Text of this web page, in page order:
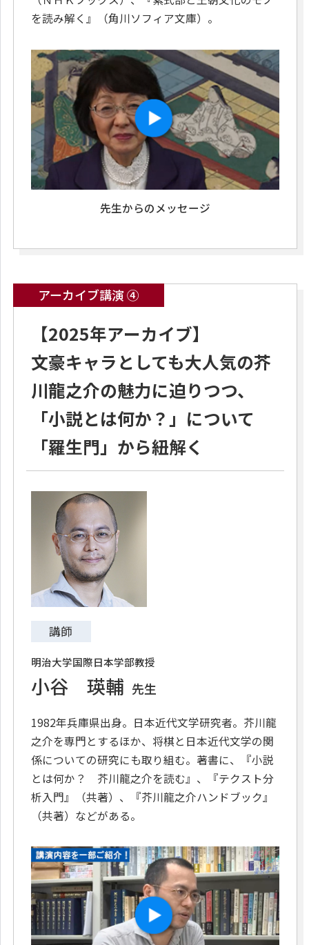
を読み解く』（角川ソフィア文庫）。
先生からのメッセージ
アーカイブ講演 ④
【2025年アーカイブ】
文豪キャラとしても大人気の芥
川龍之介の魅力に迫りつつ、
「小説とは何か？」について
「羅生門」から紐解く
講師
明治大学国際日本学部教授
小谷 瑛輔 先生
1982年兵庫県出身。日本近代文学研究者。芥川龍
之介を専門とするほか、将棋と日本近代文学の関
係についての研究にも取り組む。著書に、『小説
とは何か？ 芥川龍之介を読む』、『テクスト分
析入門』（共著）、『芥川龍之介ハンドブック』
（共著）などがある。